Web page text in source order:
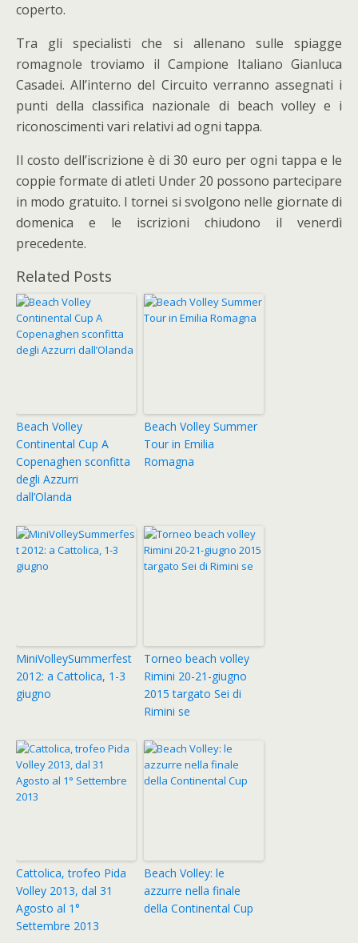
coperto.
Tra gli specialisti che si allenano sulle spiagge
romagnole troviamo il Campione Italiano Gianluca
Casadei. All’interno del Circuito verranno assegnati i
punti della classifica nazionale di beach volley e i
riconoscimenti vari relativi ad ogni tappa.
Il costo dell’iscrizione è di 30 euro per ogni tappa e le
coppie formate di atleti Under 20 possono partecipare
in modo gratuito. I tornei si svolgono nelle giornate di
domenica e le iscrizioni chiudono il venerdì
precedente.
Related Posts
Beach Volley
Continental Cup A
Copenaghen sconfitta
degli Azzurri
dall’Olanda
Beach Volley Summer
Tour in Emilia
Romagna
MiniVolleySummerfest
2012: a Cattolica, 1-3
giugno
Torneo beach volley
Rimini 20-21-giugno
2015 targato Sei di
Rimini se
Cattolica, trofeo Pida
Volley 2013, dal 31
Agosto al 1°
Settembre 2013
Beach Volley: le
azzurre nella finale
della Continental Cup